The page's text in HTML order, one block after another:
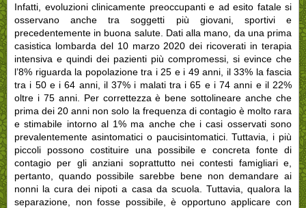
Infatti, evoluzioni clinicamente preoccupanti e ad esito fatale si
osservano anche tra soggetti più giovani, sportivi e
precedentemente in buona salute. Dati alla mano, da una prima
casistica lombarda del 10 marzo 2020 dei ricoverati in terapia
intensiva e quindi dei pazienti più compromessi, si evince che
l’8% riguarda la popolazione tra i 25 e i 49 anni, il 33% la fascia
tra i 50 e i 64 anni, il 37% i malati tra i 65 e i 74 anni e il 22%
oltre i 75 anni. Per correttezza è bene sottolineare anche che
prima dei 20 anni non solo la frequenza di contagio è molto rara
e stimabile intorno al 1% ma anche che i casi osservati sono
prevalentemente asintomatici o paucisintomatici. Tuttavia, i più
piccoli possono costituire una possibile e concreta fonte di
contagio per gli anziani soprattutto nei contesti famigliari e,
pertanto, quando possibile sarebbe bene non demandare ai
nonni la cura dei nipoti a casa da scuola. Tuttavia, qualora la
separazione, non fosse possibile, è opportuno applicare con